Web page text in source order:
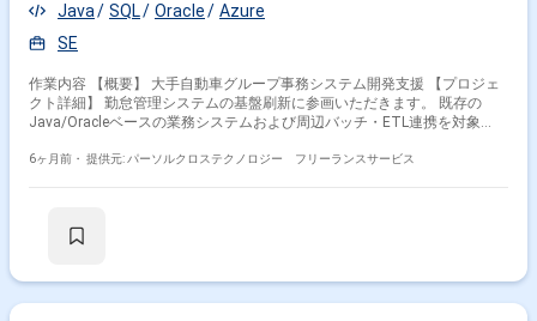
Java
SQL Oracle
Azure
SE
作業内容 【概要】 大手自動車グループ事務システム開発支援 【プロジェ
クト詳細】 勤怠管理システムの基盤刷新に参画いただきます。 既存の
Java/Oracleベースの業務システムおよび周辺バッチ・ETL連携を対象
担います。 単独でタスクを推進しつつ、顧客（ユーザー部門/情報システ
伴うI/F設計 ETL-バッチ-ジョブ運行の一気通貫最適化（所要時間・スルー
6ヶ月前・ 提供元: パーソルクロステクノロジー フリーランスサービス